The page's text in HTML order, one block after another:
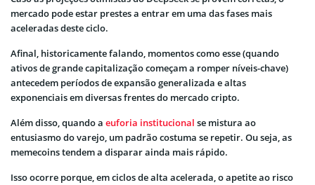
mercado pode estar prestes a entrar em uma das fases mais
aceleradas deste ciclo.
Afinal, historicamente falando, momentos como esse (quando
ativos de grande capitalização começam a romper níveis-chave)
antecedem períodos de expansão generalizada e altas
exponenciais em diversas frentes do mercado cripto.
Além disso, quando a euforia institucional se mistura ao
entusiasmo do varejo, um padrão costuma se repetir. Ou seja, as
memecoins tendem a disparar ainda mais rápido.
Isso ocorre porque, em ciclos de alta acelerada, o apetite ao risco